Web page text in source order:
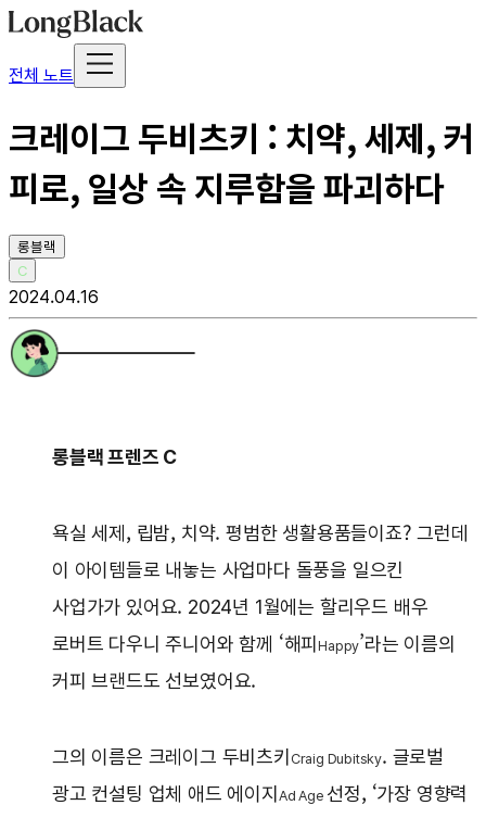
전체 노트
크레이그 두비츠키 : 치약, 세제, 커
피로, 일상 속 지루함을 파괴하다
롱블랙
C
2024.04.16
롱블랙 프렌즈 C
욕실 세제, 립밤, 치약. 평범한 생활용품들이죠? 그런데
이 아이템들로 내놓는 사업마다 돌풍을 일으킨
사업가가 있어요. 2024년 1월에는 할리우드 배우
로버트 다우니 주니어와 함께 ‘해피Happy’라는 이름의
커피 브랜드도 선보였어요.
그의 이름은 크레이그 두비츠키 Craig Dubitsky. 글로벌
광고 컨설팅 업체 애드 에이지 Ad Age 선정, ‘가장 영향력